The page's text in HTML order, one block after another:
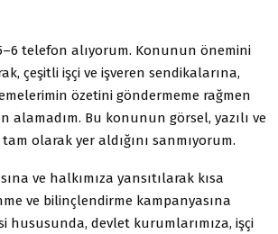
telefon alıyorum. Konunun önemini
çeşitli işçi ve işveren sendikalarına,
özetini göndermeme rağmen
alamadım. Bu konunun görsel, yazılı ve
olarak yer aldığını sanmıyorum.
ve halkımıza yansıtılarak kısa
ve bilinçlendirme kampanyasına
hususunda, devlet kurumlarımıza, işçi